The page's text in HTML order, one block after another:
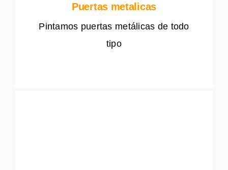
Puertas metalicas
Pintamos puertas metálicas de todo
tipo